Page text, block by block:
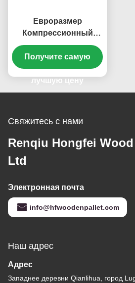
Евроразмер
Компрессионный
Паллет Формованный
Поддон Заводская
поставка
Получите самую
лучшую цену
Свяжитесь с нами
Renqiu Hongfei
Ltd
Электронная почта
info@hfwoodenpallet.com
Наш адрес
Адрес
Западнее деревни Qianlihua, город